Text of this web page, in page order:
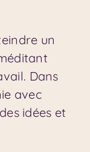
un
Dans
avec
idées et